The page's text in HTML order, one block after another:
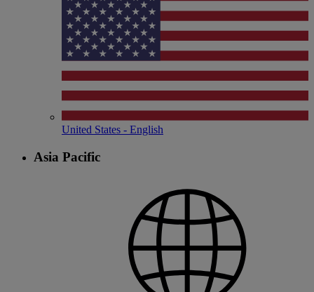
United States - English
Asia Pacific